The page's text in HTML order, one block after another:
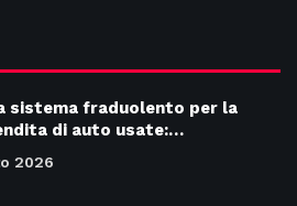
sistema fraduolento per la
di auto usate:…
2026